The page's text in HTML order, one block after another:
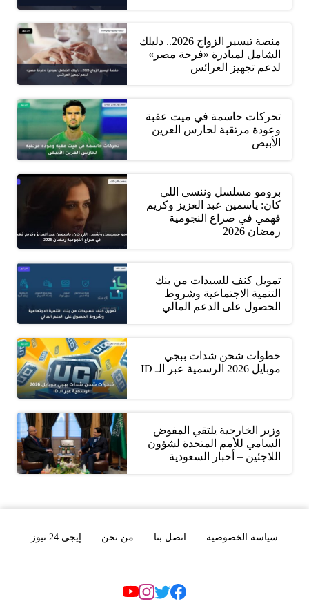
منصة تيسير الزواج 2026.. دليلك
الشامل لمبادرة «فرحة مصر»
لدعم تجهيز العرائس
تحركات حاسمة في ميت عقبة
وعودة مرتقبة لحارس العرين
الأبيض
برومو مسلسل وننسى اللي
كان: ياسمين عبد العزيز وكريم
فهمي في صراع النجومية
رمضان 2026
تمويل كنف للسيدات من بنك
التنمية الاجتماعية وشروط
الحصول على الدعم المالي
خطوات شحن شدات ببجي
موبايل 2026 الرسمية عبر الـ ID
وزير الخارجية يلتقي المفوض
السامي للأمم المتحدة لشؤون
اللاجئين – أخبار السعودية
سياسة الخصوصية اتصل بنا من نحن إيجي 24 نيوز
Social Links